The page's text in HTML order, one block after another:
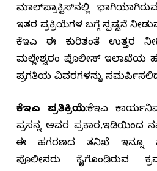
ಮಾಲ್‌ಪ್ರಾಕ್ಟಿಸ್‌ನಲ್ಲಿ
ಇತರ ಪ್ರಕ್ರಿಯೆಗಳ ಬಗ್ಗೆ ಸ್ಪಷ್ಟನೆ
ಕೆಇಎ ಈ ಕುರಿತಂತೆ ಉತ್ತರ
ಮಲ್ಲೇಶ್ವರಂ ಪೊಲೀಸ್ ಇಲಾಖೆಯ
ಪ್ರಗತಿಯ ವಿವರಗಳನ್ನು ಸಮರ್ಪಿಸಲಿದೆ
ಕೆಇಎ ಪ್ರತಿಕ್ರಿಯೆ:ಕೆಇಎ
ಪ್ರಸನ್ನ ಅವರ ಪ್ರಕಾರ,ಇಡಿಯಿಂದ
ಈ ಹಗರಣದ ತನಿಖೆ ಇನ್ನೂ
ಪೊಲೀಸರು ಕೈಗೊಂಡಿರುವ